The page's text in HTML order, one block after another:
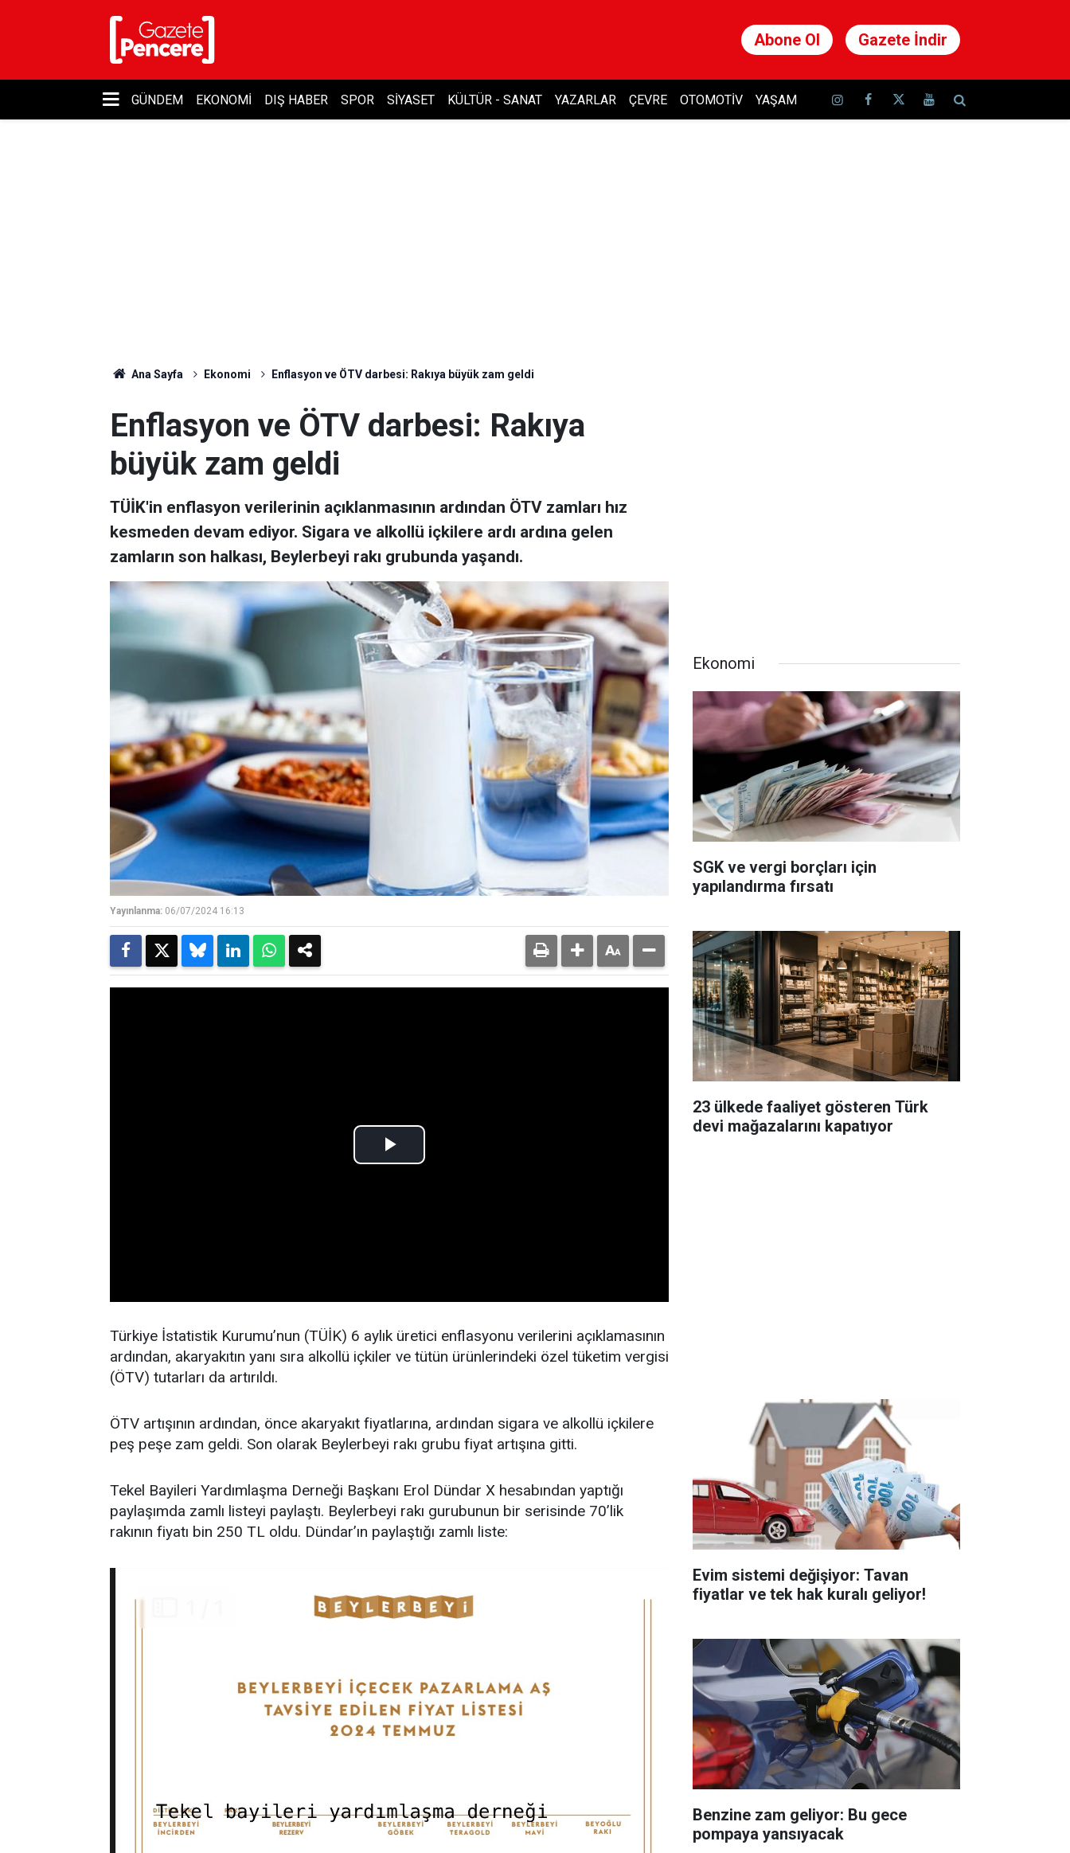
Abone Ol Gazete İndir
GÜNDEM EKONOMI DIŞ HABER SPOR SIYASET KÜLTÜR - SANAT YAZARLAR ÇEVRE OTOMOTIV YAŞAM
Ana Sayfa Ekonomi Enflasyon ve ÖTV darbesi: Rakıya büyük zam geldi
Enflasyon ve ÖTV darbesi: Rakıya
büyük zam geldi
TÜİK'in enflasyon verilerinin açıklanmasının ardından ÖTV zamları hız
kesmeden devam ediyor. Sigara ve alkollü içkilere ardı ardına gelen
zamların son halkası, Beylerbeyi rakı grubunda yaşandı.
Yayınlanma: 06/07/2024 16:13
Türkiye İstatistik Kurumu’nun (TÜİK) 6 aylık üretici enflasyonu verilerini açıklamasının
ardından, akaryakıtın yanı sıra alkollü içkiler ve tütün ürünlerindeki özel tüketim vergisi
(ÖTV) tutarları da artırıldı.
ÖTV artışının ardından, önce akaryakıt fiyatlarına, ardından sigara ve alkollü içkilere
peş peşe zam geldi. Son olarak Beylerbeyi rakı grubu fiyat artışına gitti.
Tekel Bayileri Yardımlaşma Derneği Başkanı Erol Dündar X hesabından yaptığı
paylaşımda zamlı listeyi paylaştı. Beylerbeyi rakı gurubunun bir serisinde 70’lik
rakının fiyatı bin 250 TL oldu. Dündar’ın paylaştığı zamlı liste:
Ekonomi
SGK ve vergi borçları için
yapılandırma fırsatı
23 ülkede faaliyet gösteren Türk
devi mağazalarını kapatıyor
Evim sistemi değişiyor: Tavan
fiyatlar ve tek hak kuralı geliyor!
Benzine zam geliyor: Bu gece
pompaya yansıyacak